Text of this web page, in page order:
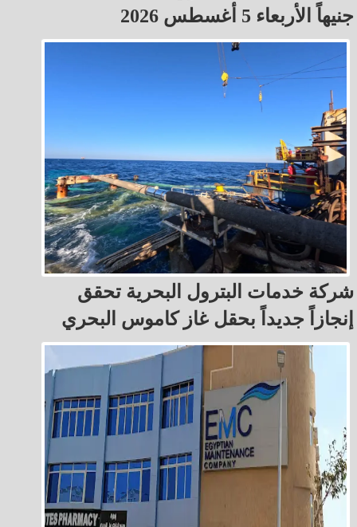
جنيهاً الأربعاء 5 أغسطس 2026
شركة خدمات البترول البحرية تحقق
إنجازاً جديداً بحقل غاز كاموس البحري